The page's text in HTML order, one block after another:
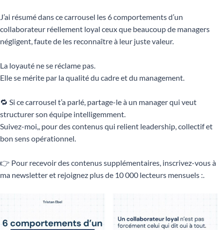
J’ai résumé dans ce carrousel les 6 comportements d’un
collaborateur réellement loyal ceux que beaucoup de managers
négligent, faute de les reconnaître à leur juste valeur.
La loyauté ne se réclame pas.
Elle se mérite par la qualité du cadre et du management.
🔁 Si ce carrousel t’a parlé, partage-le à un manager qui veut
structurer son équipe intelligemment.
Suivez-moi,, pour des contenus qui relient leadership, collectif et
bon sens opérationnel.
👉 Pour recevoir des contenus supplémentaires, inscrivez-vous à
ma newsletter et rejoignez plus de 10 000 lecteurs mensuels :.